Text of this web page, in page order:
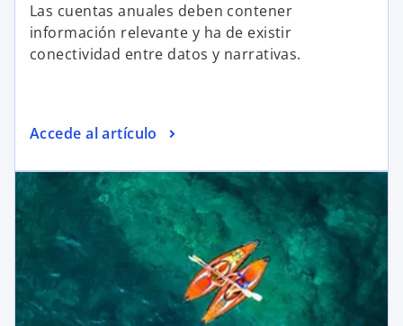
Las cuentas anuales deben contener
información relevante y ha de existir
conectividad entre datos y narrativas.
Accede al artículo